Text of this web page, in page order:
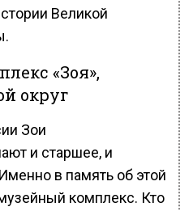
Великой
«Зоя»,
округ
Зои
и старшее, и
в память об этой
комплекс. Кто